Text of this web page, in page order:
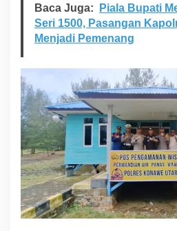
u
k
a
n
e
n
g
a
m
n
W
i
s
a
Baca Juga:
Piala Bupati
Seri 1500, Pasangan
Menjadi Pemenang